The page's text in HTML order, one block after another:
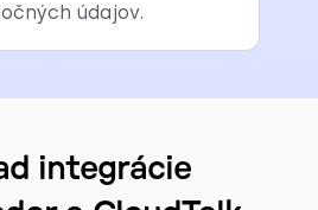
údajov.
integrácie